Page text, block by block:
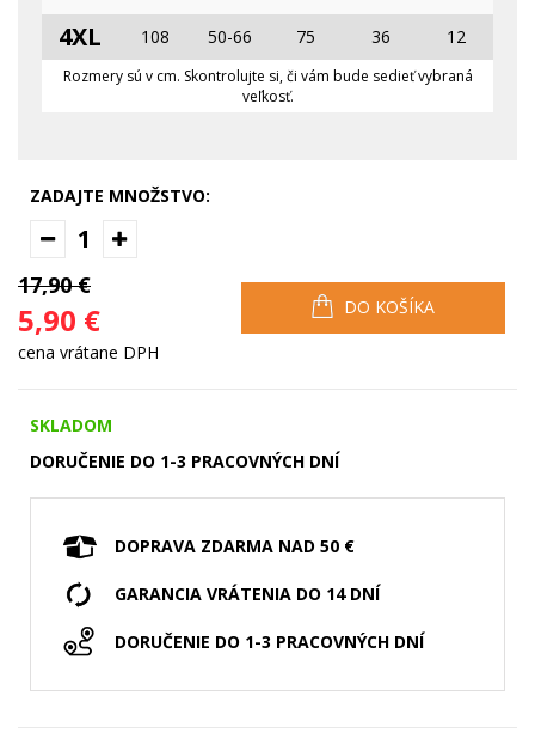
4XL 108 50-66 75 36 12
Rozmery sú v cm. Skontrolujte si, či vám bude sedieť vybraná
veľkosť.
ZADAJTE MNOŽSTVO:
1
17,90 €
5,90 €
cena vrátane DPH
DO KOŠÍKA
SKLADOM
DORUČENIE DO 1-3 PRACOVNÝCH DNÍ
DOPRAVA ZDARMA NAD 50 €
GARANCIA VRÁTENIA DO 14 DNÍ
DORUČENIE DO 1-3 PRACOVNÝCH DNÍ